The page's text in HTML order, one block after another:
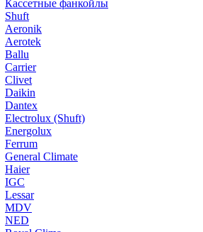
Кассетные фанкойлы
Shuft
Aeronik
Aerotek
Ballu
Carrier
Clivet
Daikin
Dantex
Electrolux (Shuft)
Energolux
Ferrum
General Climate
Haier
IGC
Lessar
MDV
NED